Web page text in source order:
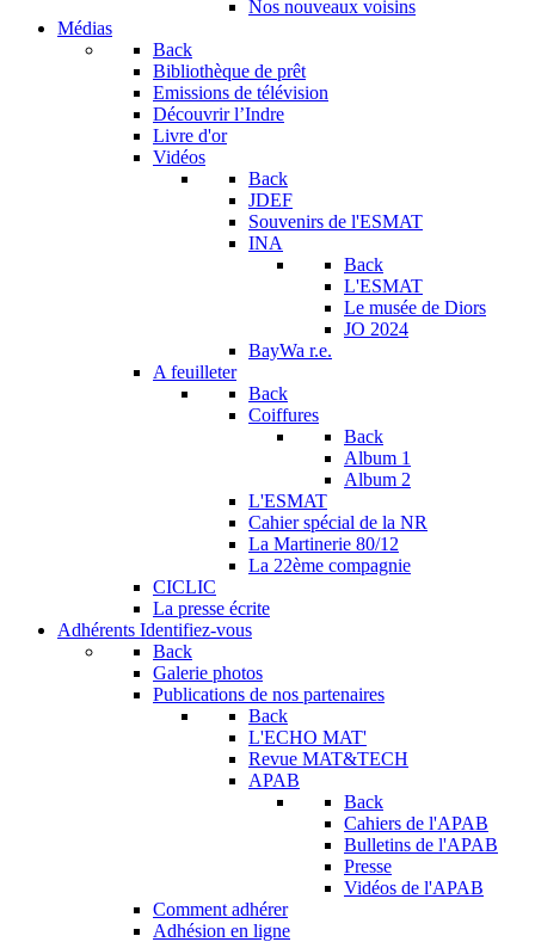
Nos nouveaux voisins
Médias
Back
Bibliothèque de prêt
Emissions de télévision
Découvrir l’Indre
Livre d'or
Vidéos
Back
JDEF
Souvenirs de l'ESMAT
INA
Back
L'ESMAT
Le musée de Diors
JO 2024
BayWa r.e.
A feuilleter
Back
Coiffures
Back
Album 1
Album 2
L'ESMAT
Cahier spécial de la NR
La Martinerie 80/12
La 22ème compagnie
CICLIC
La presse écrite
Adhérents Identifiez-vous
Back
Galerie photos
Publications de nos partenaires
Back
L'ECHO MAT'
Revue MAT&TECH
APAB
Back
Cahiers de l'APAB
Bulletins de l'APAB
Presse
Vidéos de l'APAB
Comment adhérer
Adhésion en ligne